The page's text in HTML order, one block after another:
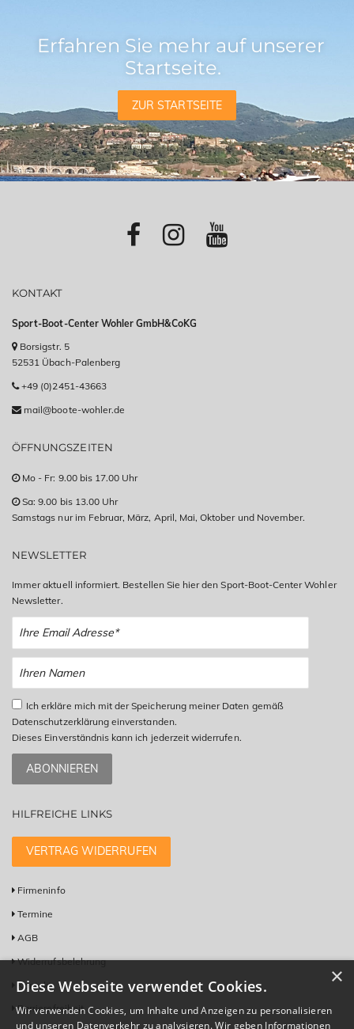
Erfahren Sie mehr auf unserer
Startseite.
ZUR STARTSEITE
KONTAKT
Sport-Boot-Center Wohler GmbH&CoKG
Borsigstr. 5
52531 Übach-Palenberg
+49 (0)2451-43663
mail@boote-wohler.de
ÖFFNUNGSZEITEN
Mo - Fr: 9.00 bis 17.00 Uhr
Sa: 9.00 bis 13.00 Uhr
Samstags nur im Februar, März, April, Mai, Oktober und November.
NEWSLETTER
Immer aktuell informiert. Bestellen Sie hier den Sport-Boot-Center Wohler
Newsletter.
Ich erkläre mich mit der Speicherung meiner Daten gemäß
Datenschutzerklärung einverstanden.
Dieses Einverständnis kann ich jederzeit widerrufen.
ABONNIEREN
HILFREICHE LINKS
VERTRAG WIDERRUFEN
Firmeninfo
Termine
AGB
Widerrufsbelehrung
Kontakt
Barrierefreiheit
×
Diese Webseite verwendet Cookies.
Wir verwenden Cookies, um Inhalte und Anzeigen zu personalisieren
und unseren Datenverkehr zu analysieren. Wir geben Informationen